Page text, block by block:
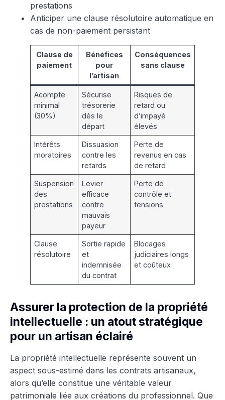
prestations
Anticiper une clause résolutoire automatique en
cas de non-paiement persistant
Clause de
paiement
Bénéfices
pour
l’artisan
Conséquences
sans clause
Acompte
minimal
(30%)
Sécurise
trésorerie
dès le
départ
Risques de
retard ou
d’impayé
élevés
Intérêts
moratoires
Dissuasion
contre les
retards
Perte de
revenus en cas
de retard
Suspension
des
prestations
Levier
efficace
contre
mauvais
payeur
Perte de
contrôle et
tensions
Clause
résolutoire
Sortie rapide
et
indemnisée
du contrat
Blocages
judiciaires longs
et coûteux
Assurer la protection de la propriété
intellectuelle : un atout stratégique
pour un artisan éclairé
La propriété intellectuelle représente souvent un
aspect sous-estimé dans les contrats artisanaux,
alors qu’elle constitue une véritable valeur
patrimoniale liée aux créations du professionnel. Que